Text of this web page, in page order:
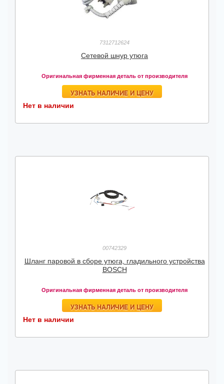
7312712624
Сетевой шнур утюга
Оригинальная фирменная деталь от производителя
УЗНАТЬ НАЛИЧИЕ И ЦЕНУ
Нет в наличии
00742329
Шланг паровой в сборе утюга, гладильного устройства
BOSCH
Оригинальная фирменная деталь от производителя
УЗНАТЬ НАЛИЧИЕ И ЦЕНУ
Нет в наличии